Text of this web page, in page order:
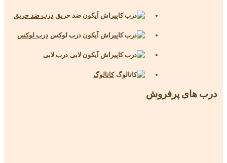
درب ضد حریق
درب لوکس
درب لابی
کاتالوگ
درب های پرفروش